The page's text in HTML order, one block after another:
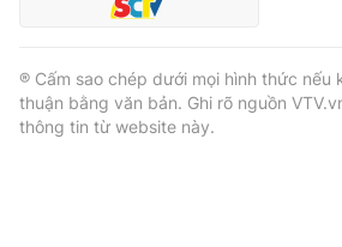
® Cấm sao chép dưới mọi hình thức nếu
thuận bằng văn bản. Ghi rõ nguồn
thông tin từ website này.